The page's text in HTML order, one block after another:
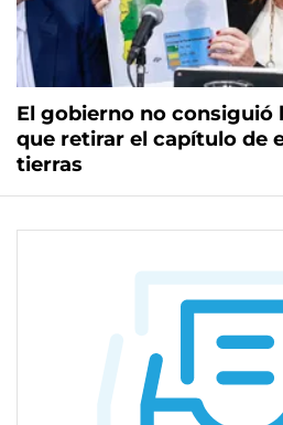
El gobierno no consiguió
que retirar el capítulo de
tierras